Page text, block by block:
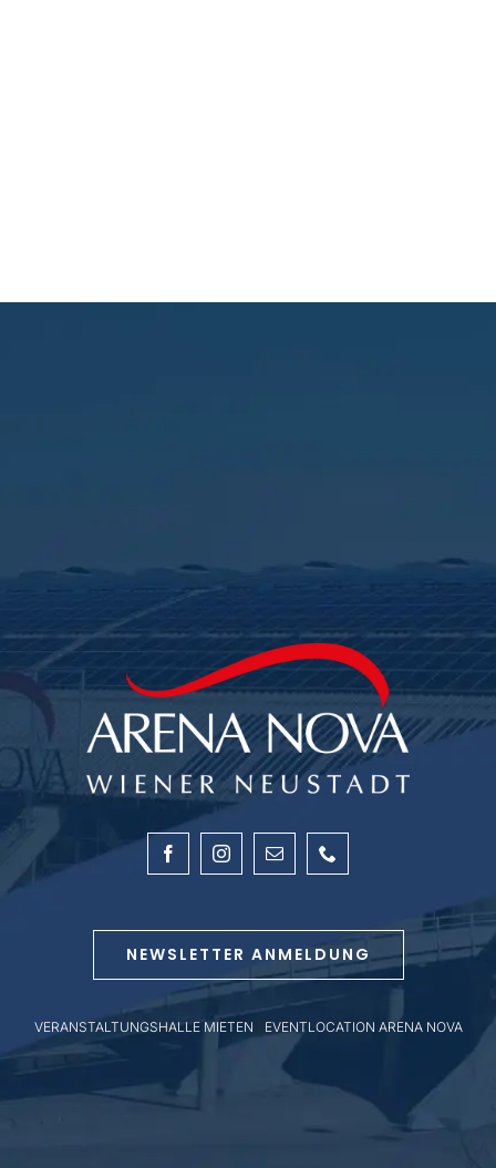
NEWSLETTER ANMELDUNG
VERANSTALTUNGSHALLE MIETEN EVENTLOCATION ARENA NOVA